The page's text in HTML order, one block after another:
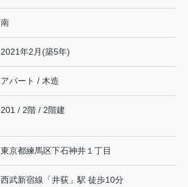
南
2021年2月(築5年)
アパート / 木造
201 / 2階 / 2階建
東京都練馬区下石神井 １丁目
西武新宿線 「井荻 」駅 徒歩10分